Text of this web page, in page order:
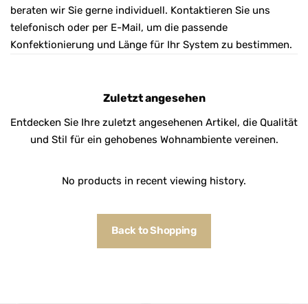
beraten wir Sie gerne individuell. Kontaktieren Sie uns
telefonisch oder per E-Mail, um die passende
Konfektionierung und Länge für Ihr System zu bestimmen.
Zuletzt angesehen
Entdecken Sie Ihre zuletzt angesehenen Artikel, die Qualität
und Stil für ein gehobenes Wohnambiente vereinen.
No products in recent viewing history.
Back to Shopping